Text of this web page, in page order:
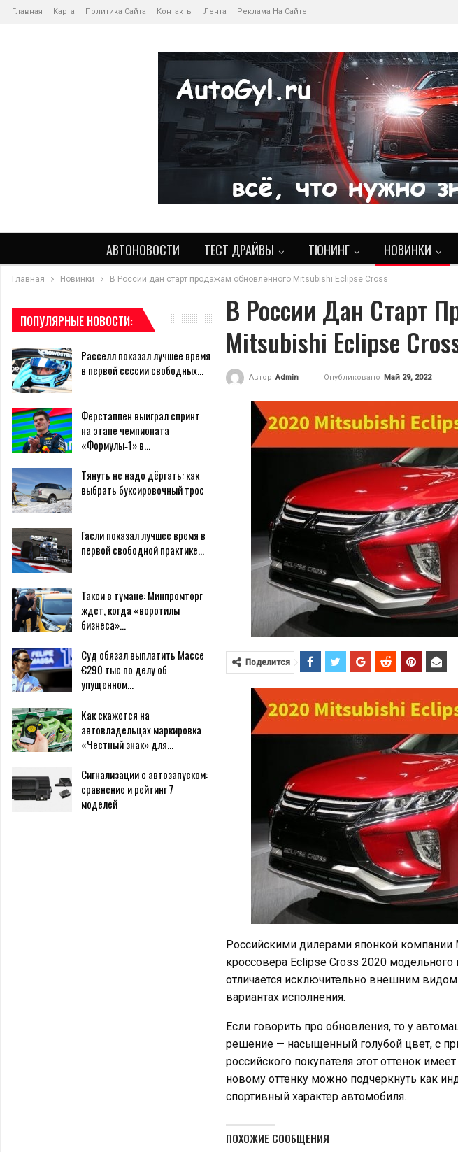
Главная Карта Политика Сайта Контакты Лента Реклама На Сайте
АВТОНОВОСТИ ТЕСТ ДРАЙВЫ ТЮНИНГ НОВИНКИ
Главная Новинки В России дан старт продажам обновленного Mitsubishi Eclipse Cross
В России Дан Старт
Mitsubishi Eclipse
Автор Admin Опубликовано Май 29, 2022
Поделится
Российскими дилерами японкой компании
кроссовера Eclipse Cross 2020
отличается исключительно внешним видом
вариантах исполнения.
Если говорить про обновления, то у
решение — насыщенный голубой цвет, с
российского покупателя этот оттенок
новому оттенку можно подчеркнуть как
спортивный характер автомобиля.
ПОХОЖИЕ СООБЩЕНИЯ
ПОПУЛЯРНЫЕ НОВОСТИ:
Расселл показал лучшее время
в первой сессии свободных…
Ферстаппен выиграл спринт
на этапе чемпионата
«Формулы‑1» в…
Тянуть не надо дёргать: как
выбрать буксировочный трос
Гасли показал лучшее время в
первой свободной практике…
Такси в тумане: Минпромторг
ждет, когда «воротилы
бизнеса»…
Суд обязал выплатить Массе
€290 тыс по делу об
упущенном…
Как скажется на
автовладельцах маркировка
«Честный знак» для…
Сигнализации с автозапуском:
сравнение и рейтинг 7
моделей